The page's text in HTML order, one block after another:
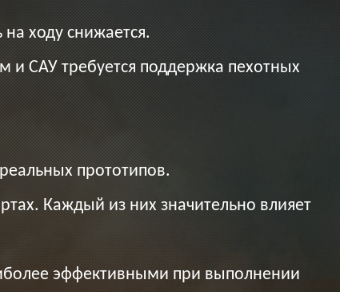
ходу снижается.
и САУ требуется поддержка пехотных
прототипов.
Каждый из них значительно влияет
эффективными при выполнении